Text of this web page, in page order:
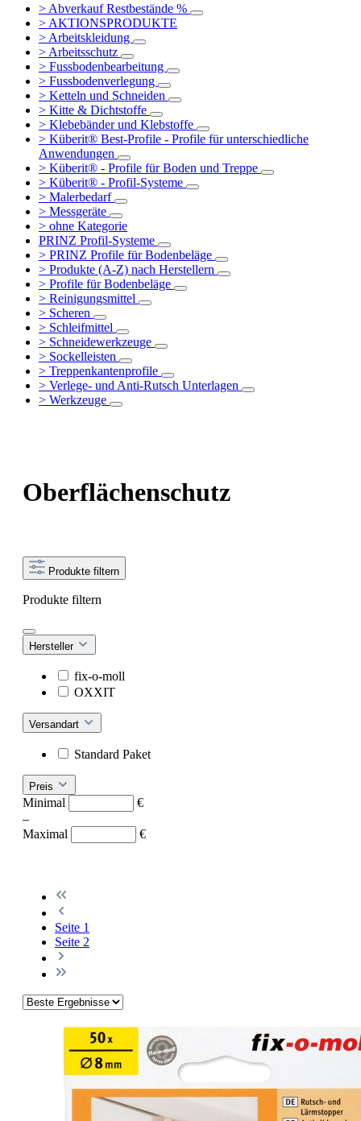
> Abverkauf Restbestände %
> AKTIONSPRODUKTE
> Arbeitskleidung
> Arbeitsschutz
> Fussbodenbearbeitung
> Fussbodenverlegung
> Ketteln und Schneiden
> Kitte & Dichtstoffe
> Klebebänder und Klebstoffe
> Küberit® Best-Profile - Profile für unterschiedliche
Anwendungen
> Küberit® - Profile für Boden und Treppe
> Küberit® - Profil-Systeme
> Malerbedarf
> Messgeräte
> ohne Kategorie
PRINZ Profil-Systeme
> PRINZ Profile für Bodenbeläge
> Produkte (A-Z) nach Herstellern
> Profile für Bodenbeläge
> Reinigungsmittel
> Scheren
> Schleifmittel
> Schneidewerkzeuge
> Sockelleisten
> Treppenkantenprofile
> Verlege- und Anti-Rutsch Unterlagen
> Werkzeuge
Oberflächenschutz
Produkte filtern
Produkte filtern
Hersteller
fix-o-moll
OXXIT
Versandart
Standard Paket
Preis
Minimal
€
–
Maximal
€
Seite 1
Seite 2